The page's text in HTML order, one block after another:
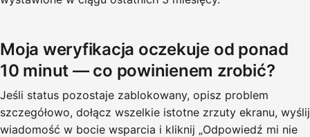
Moja weryfikacja oczekuje od ponad
10 minut — co powinienem zrobić?
Jeśli status pozostaje zablokowany, opisz problem
szczegółowo, dołącz wszelkie istotne zrzuty ekranu, wyślij
wiadomość w bocie wsparcia i kliknij „Odpowiedź mi nie